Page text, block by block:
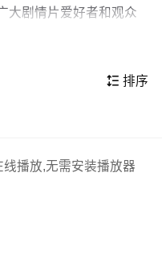
大剧情片爱好者和观众
同类题材影片中具有一
剧情类电影的观众观
 排序
播放,无需安装播放器